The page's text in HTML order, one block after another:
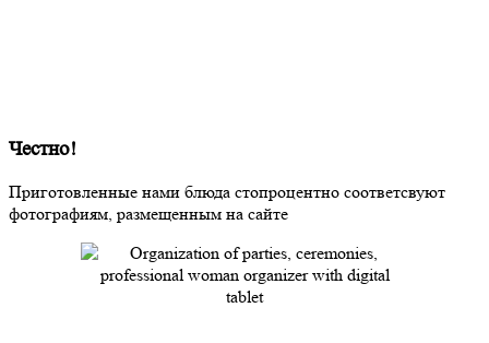
Честно!
Приготовленные нами блюда стопроцентно соответсвуют
фотографиям, размещенным на сайте